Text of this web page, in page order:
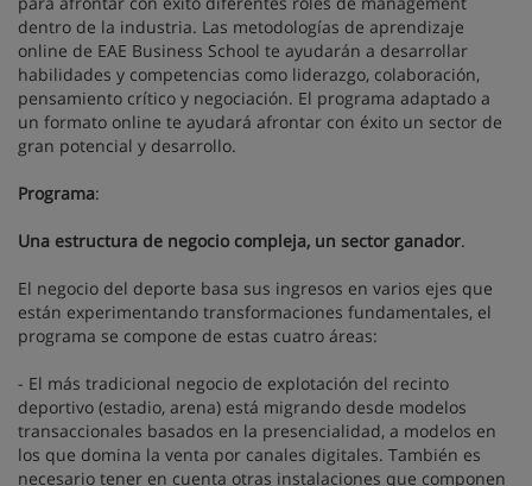
dentro de la industria. Las metodologías de aprendizaje
online de EAE Business School te ayudarán a desarrollar
habilidades y competencias como liderazgo, colaboración,
pensamiento crítico y negociación. El programa adaptado a
un formato online te ayudará afrontar con éxito un sector de
gran potencial y desarrollo.
Programa:
Una estructura de negocio compleja, un sector ganador.
El negocio del deporte basa sus ingresos en varios ejes que
están experimentando transformaciones fundamentales, el
programa se compone de estas cuatro áreas:
- El más tradicional negocio de explotación del recinto
deportivo (estadio, arena) está migrando desde modelos
transaccionales basados en la presencialidad, a modelos en
los que domina la venta por canales digitales. También es
necesario tener en cuenta otras instalaciones que componen